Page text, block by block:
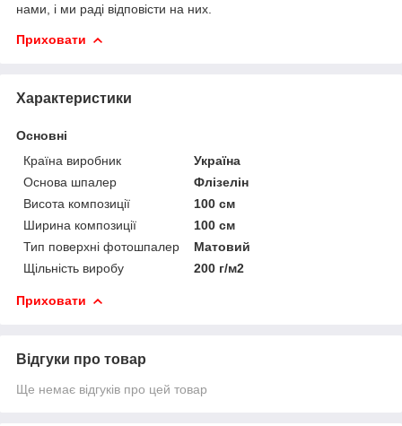
нами, і ми раді відповісти на них.
Приховати
Характеристики
Основні
Країна виробник
Україна
Основа шпалер
Флізелін
Висота композиції
100 см
Ширина композиції
100 см
Тип поверхні фотошпалер
Матовий
Щільність виробу
200 г/м2
Приховати
Відгуки про товар
Ще немає відгуків про цей товар